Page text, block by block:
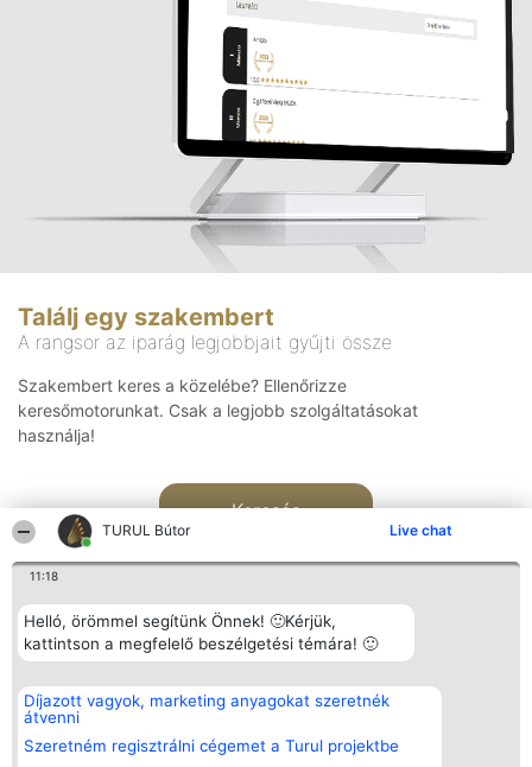
TURUL Bútor Live chat
11:18
Helló, örömmel segítünk Önnek! 🙂Kérjük,
kattintson a megfelelő beszélgetési témára! 🙂
Díjazott vagyok, marketing anyagokat szeretnék
átvenni
Szeretném regisztrálni cégemet a Turul projektbe
Találj egy szakembert
A rangsor az iparág legjobbjait gyűjti össze
Szakembert keres a közelébe? Ellenőrizze
keresőmotorunkat. Csak a legjobb szolgáltatásokat
használja!
Keresés
Rangsorszervező
SC Beautiful Company S.R.L.
Bulevardul Aleea Timișul De
Sus Nr. 2, Bl. A30, Sc. A, Et.
4, Ap. 13
Népszavazás
Nyertesek
listája
Elérhetőség
Elérhetőség